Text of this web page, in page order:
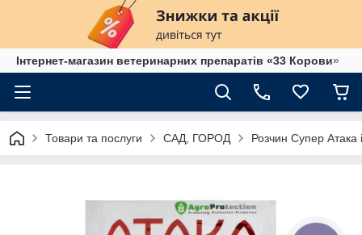
Інтернет-магазин ветеринарних препаратів «33 Корови»
Товари та послуги САД, ГОРОД Розчин Супер Атака